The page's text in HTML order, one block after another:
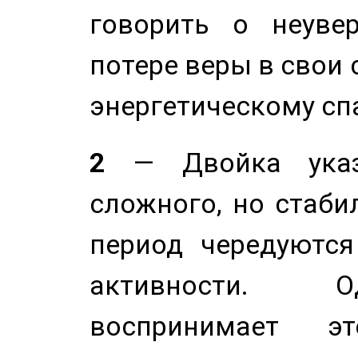
говорить о
потере веры в свои
энергетическому
2 — Двойка
сложного, но
период
активности.
воспринимает